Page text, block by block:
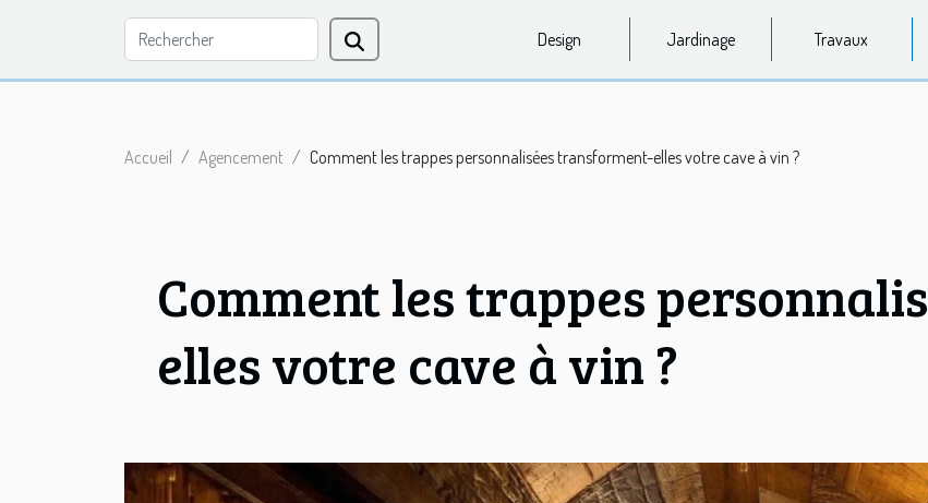
Design Jardinage Travaux
Accueil Agencement Comment les trappes personnalisées transforment-elles votre cave à vin ?
Comment les trappes
elles votre cave à vin ?